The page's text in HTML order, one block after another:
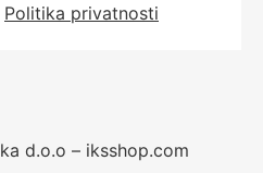
Politika privatnosti
d.o.o – iksshop.com